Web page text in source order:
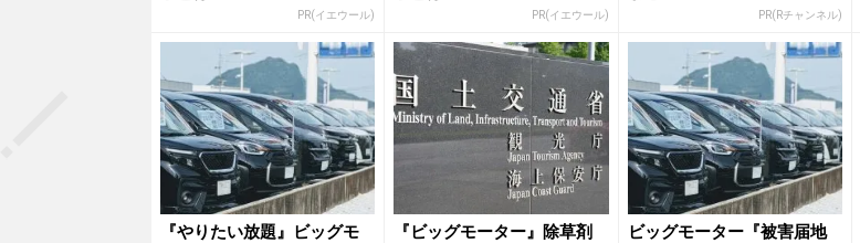
PR(イエウール) PR(イエウール) PR(Rチャンネル)
『やりたい放題』ビッグモ
『ビッグモーター』除草剤
ビッグモーター『被害届地